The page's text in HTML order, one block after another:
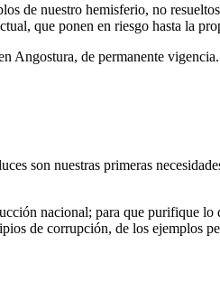
de nuestro hemisferio, no
que ponen en riesgo hasta la
Angostura, de permanente vigencia.
son nuestras primeras
nacional; para que purifique lo
de corrupción, de los ejemplos